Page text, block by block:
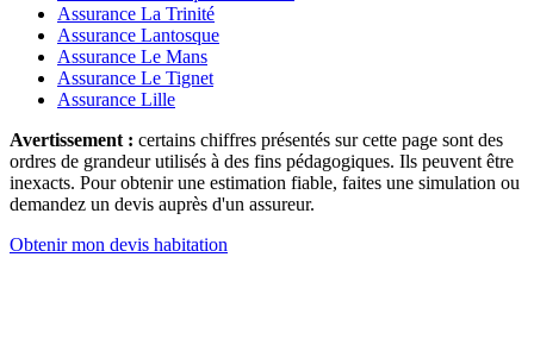
Assurance La Trinité
Assurance Lantosque
Assurance Le Mans
Assurance Le Tignet
Assurance Lille
Avertissement : certains chiffres présentés sur cette page sont des
ordres de grandeur utilisés à des fins pédagogiques. Ils peuvent être
inexacts. Pour obtenir une estimation fiable, faites une simulation ou
demandez un devis auprès d'un assureur.
Obtenir mon devis habitation